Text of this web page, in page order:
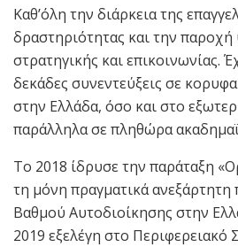
Καθ’όλη την διάρκεια της
δραστηριότητας και την
στρατηγικής και επικοινωνίας.
δεκάδες συνεντεύξεις σε
στην Ελλάδα, όσο και στο
παράλληλα σε πληθώρα
Το 2018 ίδρυσε την παράταξη
τη μόνη πραγματικά
Βαθμού Αυτοδιοίκησης στην
2019 εξελέγη στο Περιφερειακό